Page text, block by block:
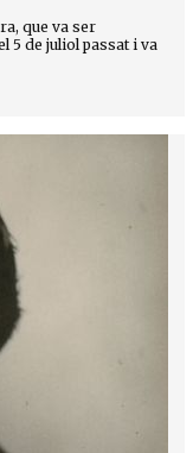
que va ser
5 de juliol passat i va